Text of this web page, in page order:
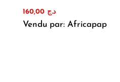
د.ج 160,00
Vendu par: Africapap